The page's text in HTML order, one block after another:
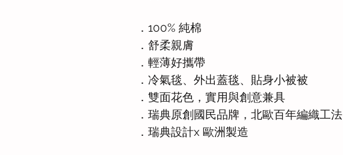
．100% 純棉
．舒柔親膚
．輕薄好攜帶
．冷氣毯、外出蓋毯、貼身小被被
．雙面花色，實用與創意兼具
．瑞典原創國民品牌，北歐百年編織工法
．瑞典設計x 歐洲製造